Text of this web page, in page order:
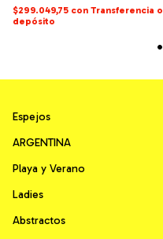
$299.049,75 con Transferencia o
depósito
Espejos
ARGENTINA
Playa y Verano
Ladies
Abstractos